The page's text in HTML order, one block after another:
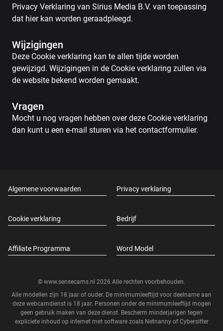
Privacy Verklaring van Sirius Media B.V. van toepassing
dat hier kan worden geraadpleegd.
Wijzigingen
Deze Cookie verklaring kan te allen tijde worden
gewijzigd. Wijzigingen in de Cookie verklaring zullen via
de website bekend worden gemaakt.
Vragen
Mocht u nog vragen hebben over deze Cookie verklaring
dan kunt u een e-mail sturen via het contactformulier.
Algemene voorwaarden Privacy verklaring
Cookie verklaring Bedrijf
Affiliate Programma Word Model
© www.sensecams.nl 2026 Alle rechten voorbehouden.
Alle modellen zijn 18 jaar of ouder. De minimumleeftijd voor deelname aan
deze webcamdienst is 18 jaar. Personen onder de minimumleeftijd mogen
geen gebruik maken van deze dienst. Bescherm minderjarigen tegen
expliciete inhoud op internet met software zoals Netnanny of Cybersitter